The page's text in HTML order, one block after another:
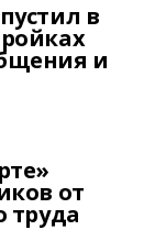
в
и
от
труда